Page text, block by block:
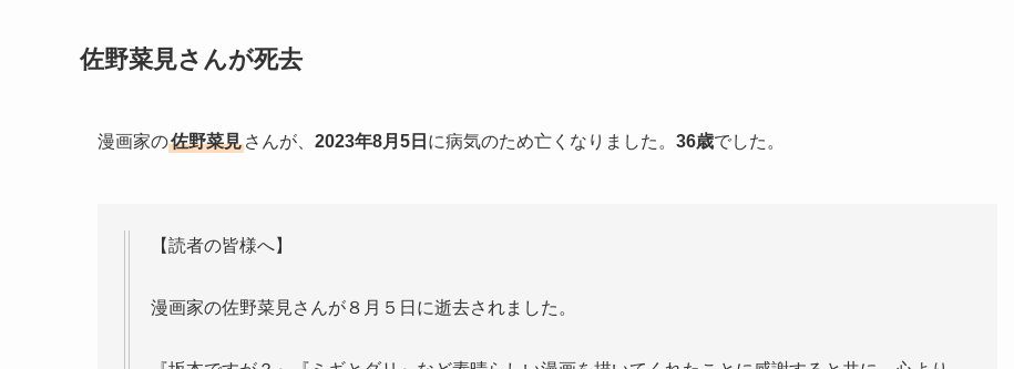
佐野菜見さんが死去
漫画家の佐野菜見 さんが、 2023年8月5日 に病気のため亡くなりました。 36歳でした。
【読者の皆様へ】
漫画家の佐野菜見さんが８月５日に逝去されました。
『坂本ですが？』『ミギとダリ』など素晴らしい漫画を描いてくれたことに感謝すると共に、心より